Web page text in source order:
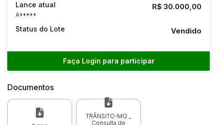
Lance atual
A*****
R$ 30.000,00
Status do Lote Vendido
Faça Login para participar
Documentos
TRÂNSITO-MG _
Consulta de